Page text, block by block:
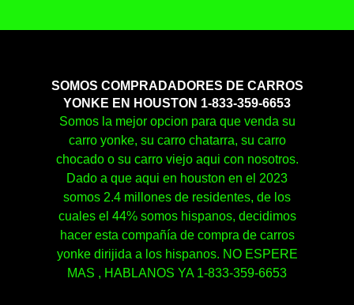
SOMOS COMPRADADORES DE CARROS
YONKE EN HOUSTON 1-833-359-6653
Somos la mejor opcion para que venda su
carro yonke, su carro chatarra, su carro
chocado o su carro viejo aqui con nosotros.
Dado a que aqui en houston en el 2023
somos 2.4 millones de residentes, de los
cuales el 44% somos hispanos, decidimos
hacer esta compañía de compra de carros
yonke dirijida a los hispanos. NO ESPERE
MAS , HABLANOS YA 1-833-359-6653